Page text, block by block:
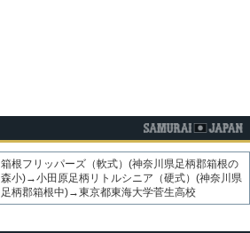
箱根フリッパーズ（軟式）(神奈川県足柄郡箱根の
森小)→小田原足柄リトルシニア（硬式）(神奈川県
足柄郡箱根中)→東京都東海大学菅生高校